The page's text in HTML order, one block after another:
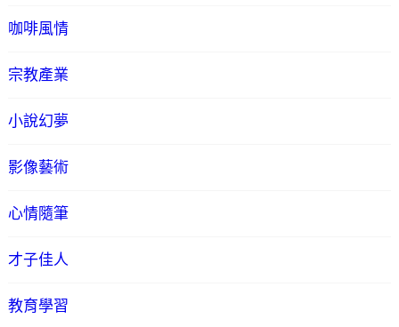
咖啡風情
宗教產業
小說幻夢
影像藝術
心情隨筆
才子佳人
教育學習